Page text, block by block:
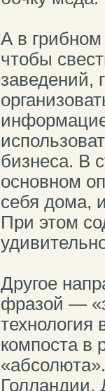
А в грибном
чтобы
заведений,
бизнеса. В
основном
себя дома,
При этом
Другое
фразой —
компоста в
Голландии.